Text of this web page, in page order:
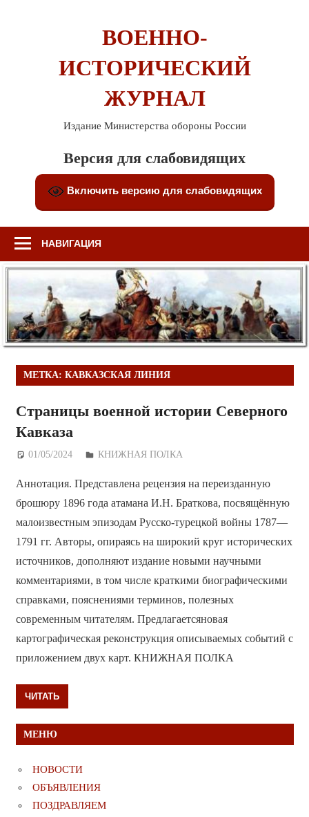
ВОЕННО-
ИСТОРИЧЕСКИЙ
ЖУРНАЛ
Издание Министерства обороны России
Версия для слабовидящих
Включить версию для слабовидящих
НАВИГАЦИЯ
МЕТКА: КАВКАЗСКАЯ ЛИНИЯ
Страницы военной истории Северного
Кавказа
01/05/2024 Дежурный по Редакции
КНИЖНАЯ ПОЛКА
Аннотация. Представлена рецензия на переизданную
брошюру 1896 года атамана И.Н. Браткова, посвящённую
малоизвестным эпизодам Русско-турецкой войны 1787—
1791 гг. Авторы, опираясь на широкий круг исторических
источников, дополняют издание новыми научными
комментариями, в том числе краткими биографическими
справками, пояснениями терминов, полезных
современным читателям. Предлагаетсяновая
картографическая реконструкция описываемых событий с
приложением двух карт. КНИЖНАЯ ПОЛКА
ЧИТАТЬ
МЕНЮ
НОВОСТИ
ОБЪЯВЛЕНИЯ
ПОЗДРАВЛЯЕМ